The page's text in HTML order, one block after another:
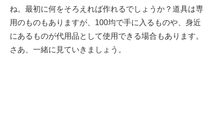
ね。最初に何をそろえれば作れるでしょうか？道具は専
用のものもありますが、100均で手に入るものや、身近
にあるものが代用品として使用できる場合もあります。
さあ、一緒に見ていきましょう。